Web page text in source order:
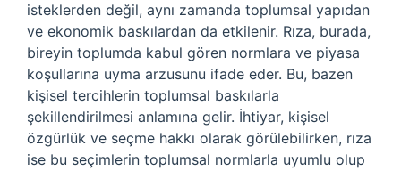
isteklerden değil, aynı zamanda toplumsal yapıdan
ve ekonomik baskılardan da etkilenir. Rıza, burada,
bireyin toplumda kabul gören normlara ve piyasa
koşullarına uyma arzusunu ifade eder. Bu, bazen
kişisel tercihlerin toplumsal baskılarla
şekillendirilmesi anlamına gelir. İhtiyar, kişisel
özgürlük ve seçme hakkı olarak görülebilirken, rıza
ise bu seçimlerin toplumsal normlarla uyumlu olup